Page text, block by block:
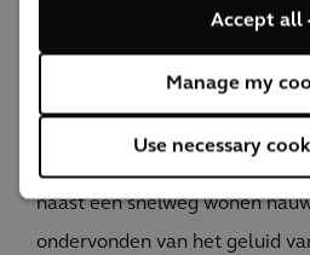
Accept all
Manage my
Use necessary
idee van hoe omwonenden
Verschillende windparken
app voor een goede, continue
naast een snelweg wonen
ondervonden van het geluid